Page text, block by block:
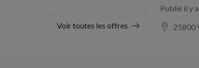
Voir toutes les offres
Publié il y
25800